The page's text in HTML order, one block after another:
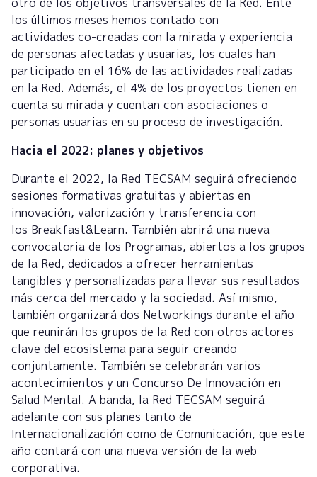
los últimos meses hemos contado con
actividades co-creadas con la mirada y experiencia
de personas afectadas y usuarias, los cuales han
participado en el 16% de las actividades realizadas
en la Red. Además, el 4% de los proyectos tienen en
cuenta su mirada y cuentan con asociaciones o
personas usuarias en su proceso de investigación.
Hacia el 2022: planes y objetivos
Durante el 2022, la Red TECSAM seguirá ofreciendo
sesiones formativas gratuitas y abiertas en
innovación, valorización y transferencia con
los Breakfast&Learn. También abrirá una nueva
convocatoria de los Programas, abiertos a los grupos
de la Red, dedicados a ofrecer herramientas
tangibles y personalizadas para llevar sus resultados
más cerca del mercado y la sociedad. Así mismo,
también organizará dos Networkings durante el año
que reunirán los grupos de la Red con otros actores
clave del ecosistema para seguir creando
conjuntamente. También se celebrarán varios
acontecimientos y un Concurso De Innovación en
Salud Mental. A banda, la Red TECSAM seguirá
adelante con sus planes tanto de
Internacionalización como de Comunicación, que este
año contará con una nueva versión de la web
corporativa.